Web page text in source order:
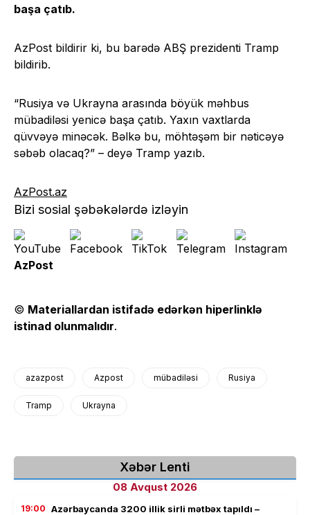
başa çatıb.
AzPost bildirir ki, bu barədə ABŞ prezidenti Tramp
bildirib.
“Rusiya və Ukrayna arasında böyük məhbus
mübadiləsi yenicə başa çatıb. Yaxın vaxtlarda
qüvvəyə minəcək. Bəlkə bu, möhtəşəm bir nəticəyə
səbəb olacaq?” – deyə Tramp yazıb.
AzPost.az
Bizi sosial şəbəkələrdə izləyin
AzPost
© Materiallardan istifadə edərkən hiperlinklə
istinad olunmalıdır.
azazpost Azpost mübadiləsi Rusiya
Tramp Ukrayna
Xəbər Lenti
08 Avqust 2026
19:00 Azərbaycanda 3200 illik sirli mətbəx tapıldı –